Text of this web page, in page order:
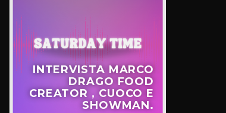
INTERVISTA MARCO
DRAGO FOOD
CREATOR , CUOCO E
SHOWMAN.